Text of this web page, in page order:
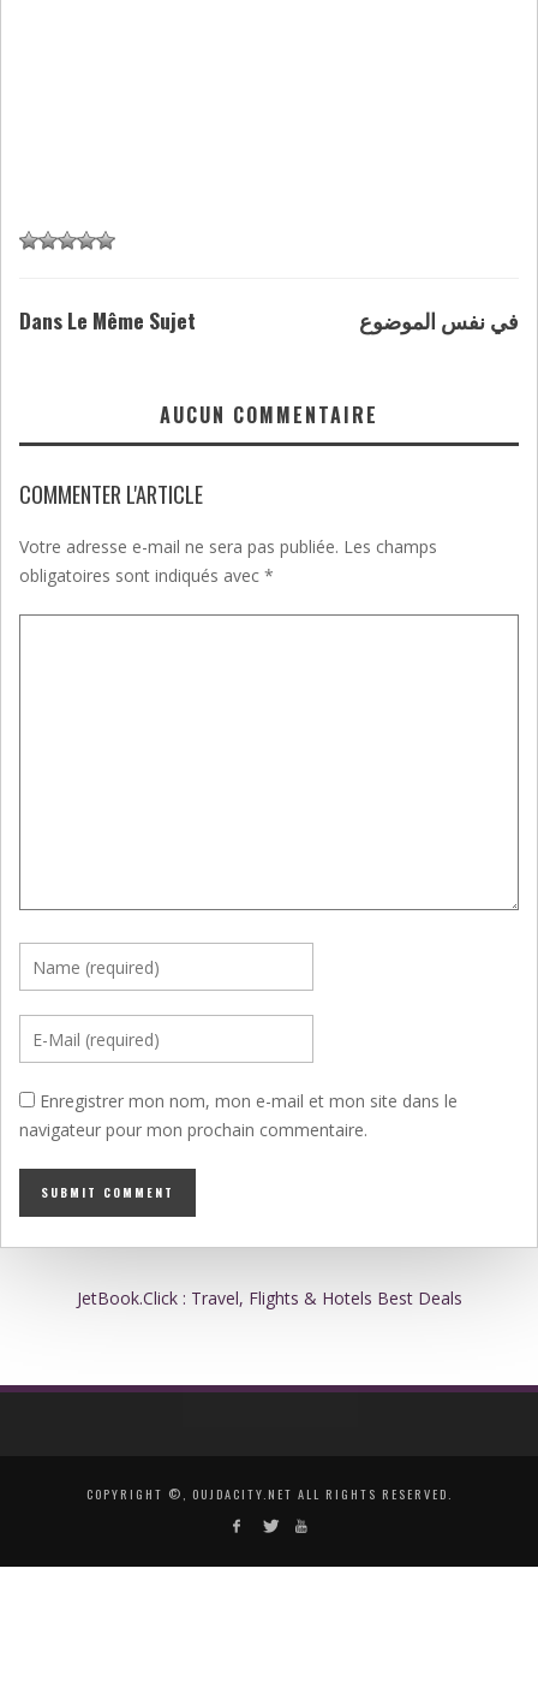
Dans Le Même Sujet في نفس الموضوع
AUCUN COMMENTAIRE
COMMENTER L'ARTICLE
Votre adresse e-mail ne sera pas publiée. Les champs
obligatoires sont indiqués avec *
Enregistrer mon nom, mon e-mail et mon site dans le
navigateur pour mon prochain commentaire.
JetBook.Click : Travel, Flights & Hotels Best Deals
COPYRIGHT ©, OUJDACITY.NET ALL RIGHTS RESERVED.